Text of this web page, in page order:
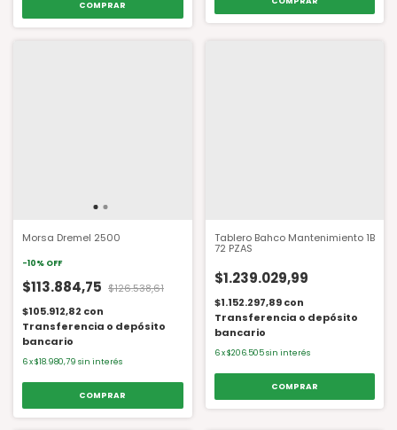
Morsa Dremel 2500
-10% OFF
$113.884,75 $126.538,61
$105.912,82 con
Transferencia o depósito
bancario
6x$18.980,79 sin interés
Tablero Bahco Mantenimiento 1B
72 PZAS
$1.239.029,99
$1.152.297,89con
Transferencia o depósito
bancario
6 x$206.505 sin interés